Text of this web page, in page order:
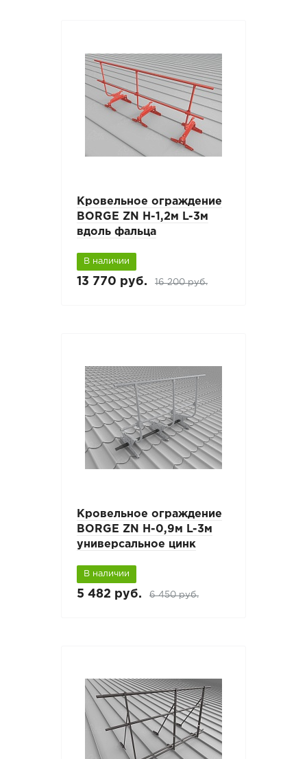
Кровельное ограждение
BORGE ZN H-1,2м L-3м
вдоль фальца
В наличии
13 770 руб. 16 200 руб.
Кровельное ограждение
BORGE ZN H-0,9м L-3м
универсальное цинк
В наличии
5 482 руб. 6 450 руб.